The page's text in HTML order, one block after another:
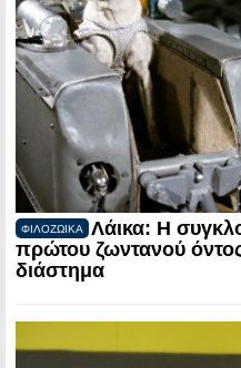
ΦΙΛΟΖΩΙΚΑ
Λάικα: Η
πρώτου ζωντανού
διάστημα